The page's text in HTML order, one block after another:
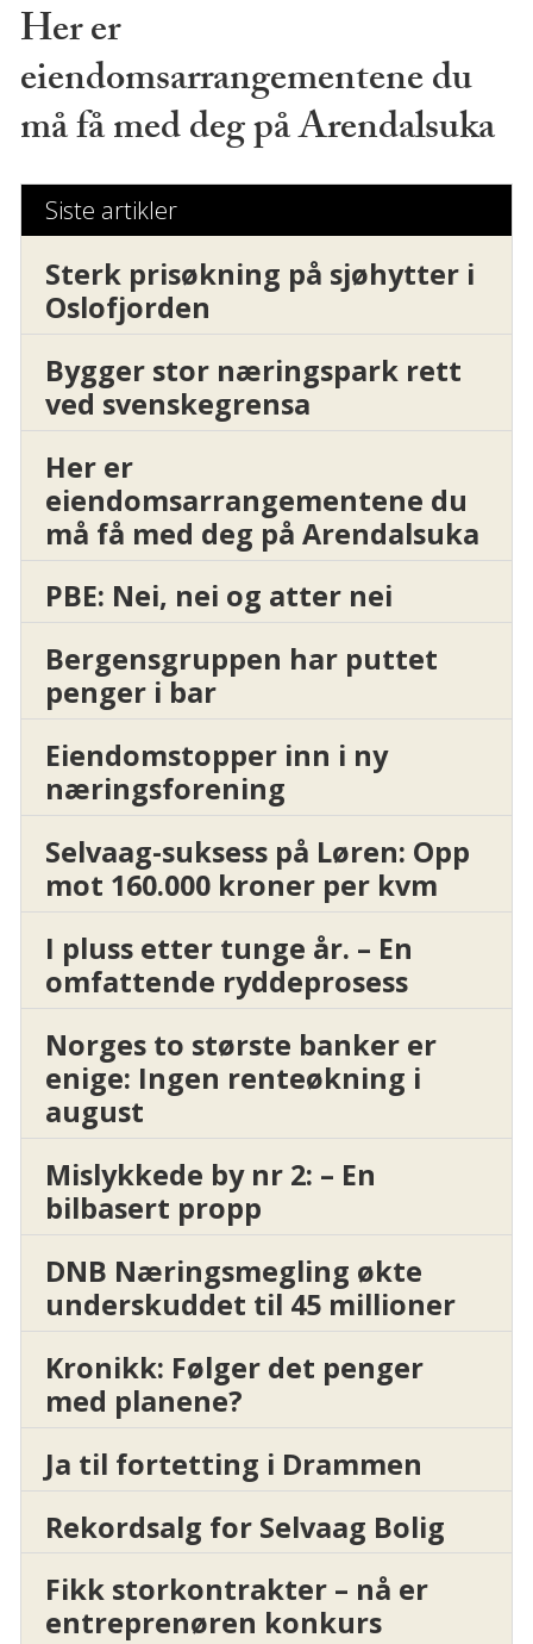
Her er
eiendomsarrangementene du
må få med deg på Arendalsuka
Siste artikler
Sterk prisøkning på sjøhytter i
Oslofjorden
Bygger stor næringspark rett
ved svenskegrensa
Her er
eiendomsarrangementene du
må få med deg på Arendalsuka
PBE: Nei, nei og atter nei
Bergensgruppen har puttet
penger i bar
Eiendomstopper inn i ny
næringsforening
Selvaag-suksess på Løren: Opp
mot 160.000 kroner per kvm
I pluss etter tunge år. – En
omfattende ryddeprosess
Norges to største banker er
enige: Ingen renteøkning i
august
Mislykkede by nr 2: – En
bilbasert propp
DNB Næringsmegling økte
underskuddet til 45 millioner
Kronikk: Følger det penger
med planene?
Ja til fortetting i Drammen
Rekordsalg for Selvaag Bolig
Fikk storkontrakter – nå er
entreprenøren konkurs